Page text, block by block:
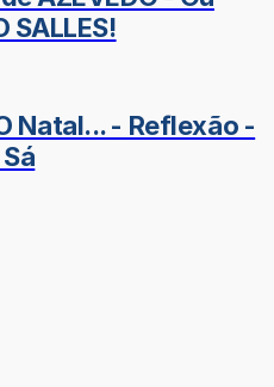
SALLES!
Natal... - Reflexão -